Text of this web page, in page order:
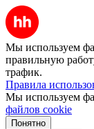
Мы используем
правильную
трафик.
Правила
Мы используем
файлов cookie
Понятно